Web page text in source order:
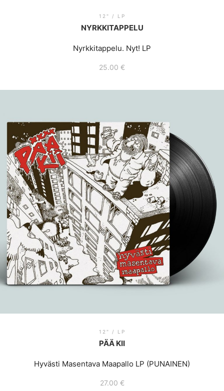
12" / LP
NYRKKITAPPELU
Nyrkkitappelu. Nyt! LP
25.00 €
12" / LP
PÄÄ KII
Hyvästi Masentava Maapallo LP (PUNAINEN)
27.00 €